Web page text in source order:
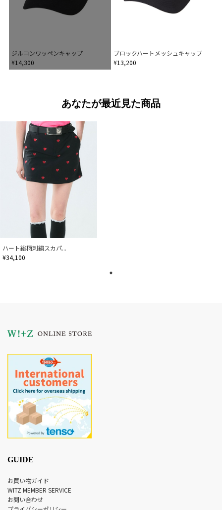
ジルコンワッペンキャップ
¥14,300
ブロックハートメッシュキャップ
¥13,200
あなたが最近見た商品
ハート総柄刺繍スカパ...
¥34,100
GUIDE
お買い物ガイド
WITZ MEMBER SERVICE
お問い合わせ